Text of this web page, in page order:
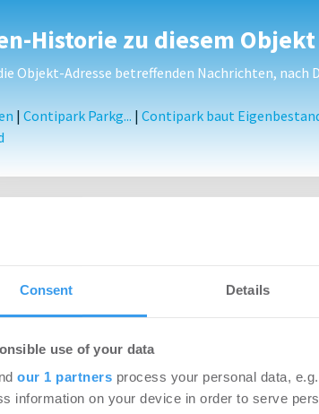
Consent Details
use of your data
our 1 partners process your personal data,
information on your device in order to serve
Historie zu diesem Objekt
Objekt-Adresse betreffenden Nachrichten, nach
| Contipark Park­g... | Contipark baut